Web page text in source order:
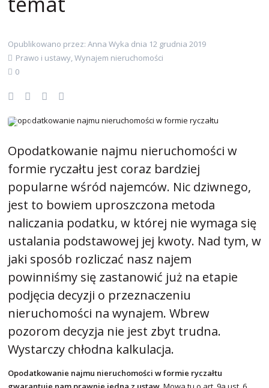
Opublikowano przez: Anna Wyka dnia 12 grudnia 2019
Prawo i ustawy,Wynajem nieruchomości
0
Opodatkowanie najmu nieruchomości w
formie ryczałtu jest coraz bardziej
popularne wśród najemców. Nic dziwnego,
jest to bowiem uproszczona metoda
naliczania podatku, w której nie wymaga się
ustalania podstawowej jej kwoty. Nad tym, w
jaki sposób rozliczać nasz najem
powinniśmy się zastanowić już na etapie
podjęcia decyzji o przeznaczeniu
nieruchomości na wynajem. Wbrew
pozorom decyzja nie jest zbyt trudna.
Wystarczy chłodna kalkulacja.
Opodatkowanie najmu nieruchomości w formie ryczałtu